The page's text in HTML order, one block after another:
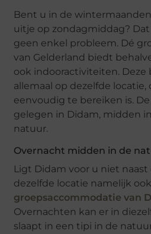
Bent u in de
uitje op zondagmiddag?
geen enkel probleem. Dé
van Gelderland biedt
ook indooractiviteiten. Deze
allemaal op dezelfde locatie,
eenvoudig te bereiken is.
gelegen in Didam, midden
natuur.
Overnacht midden in de
Ligt Didam voor u niet
dezelfde locatie namelijk
groepsaccommodatie van
Overnachten kan er in
slaapt in een tipi in de